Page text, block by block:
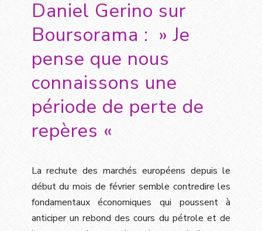
Daniel Gerino sur
Boursorama : » Je
pense que nous
connaissons une
période de perte de
repères «
La rechute des marchés européens depuis le
début du mois de février semble contredire les
fondamentaux économiques qui poussent à
anticiper un rebond des cours du pétrole et de